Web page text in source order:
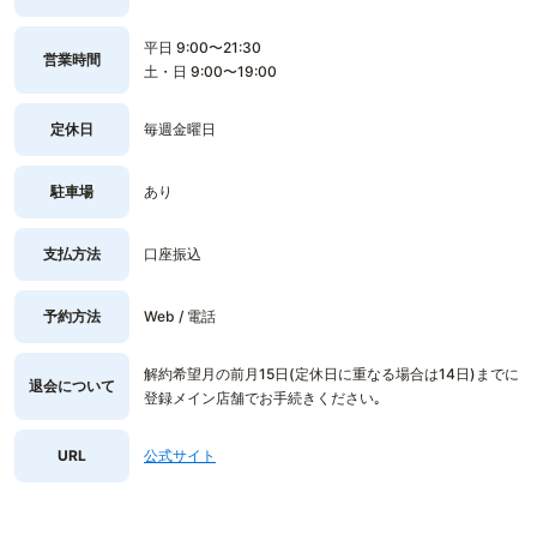
営業時間
平日 9:00〜21:30
土・日 9:00〜19:00
定休日 毎週金曜日
駐車場 あり
支払方法 口座振込
予約方法 Web / 電話
退会について
解約希望月の前月15日(定休日に重なる場合は14日)までに
登録メイン店舗でお手続きください｡
URL 公式サイト